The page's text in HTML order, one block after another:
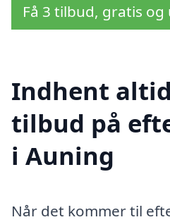
Få 3 tilbud, gratis
Indhent
tilbud på
i Auning
Når det kommer til